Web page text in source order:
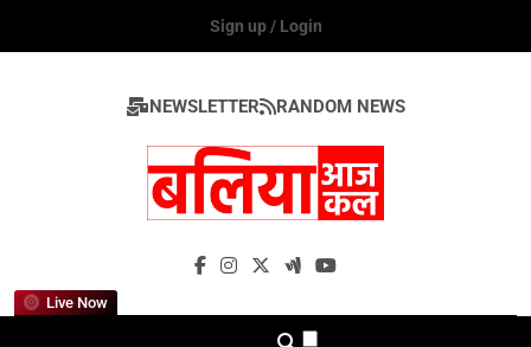
Sign up / Login
NEWSLETTER RANDOM NEWS
Live Now
Ballia Aaj Kal